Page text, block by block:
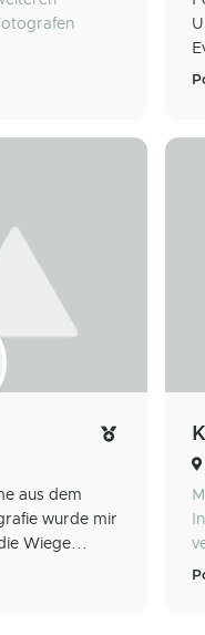
aus dem
wurde mir
Wiege...